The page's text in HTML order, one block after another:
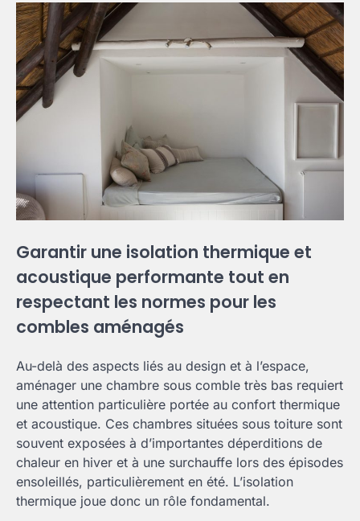
Garantir une isolation thermique et
acoustique performante tout en
respectant les normes pour les
combles aménagés
Au-delà des aspects liés au design et à l’espace,
aménager une chambre sous comble très bas requiert
une attention particulière portée au confort thermique
et acoustique. Ces chambres situées sous toiture sont
souvent exposées à d’importantes déperditions de
chaleur en hiver et à une surchauffe lors des épisodes
ensoleillés, particulièrement en été. L’isolation
thermique joue donc un rôle fondamental.